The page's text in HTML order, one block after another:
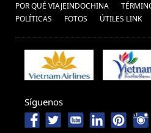
POR QUÉ VIAJEINDOCHINA
POLÍ­TICAS
FOTOS ÚTILES LINK
Síguenos